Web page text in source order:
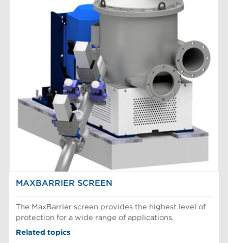
MAXBARRIER SCREEN
The MaxBarrier screen provides the highest level of
protection for a wide range of applications.
Related topics